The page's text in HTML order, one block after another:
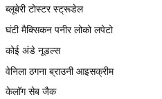
ब्लूबेरी टोस्टर स्ट्रूडेल
घंटी मैक्सिकन पनीर लोको लपेटो
कोई अंडे नूडल्स
वेनिला ठगना ब्राउनी आइसक्रीम
केलॉग सेब जैक